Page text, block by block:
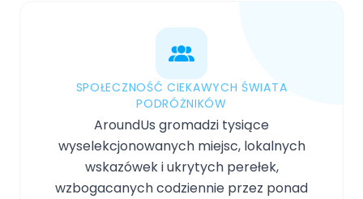
SPOŁECZNOŚĆ CIEKAWYCH ŚWIATA
PODRÓŻNIKÓW
AroundUs gromadzi tysiące
wyselekcjonowanych miejsc, lokalnych
wskazówek i ukrytych perełek,
wzbogacanych codziennie przez ponad